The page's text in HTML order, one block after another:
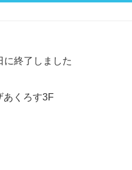
に終了しました
あくろす3F